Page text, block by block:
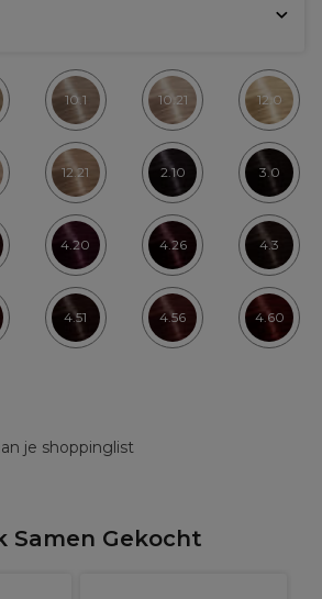
10.1 10.21 12.0
12.21 2.10 3.0
4.20 4.26 4.3
4.51 4.56 4.60
je shoppinglist
Samen Gekocht